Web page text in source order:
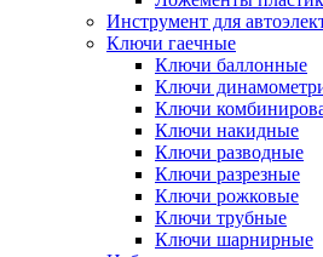
Инструмент для
Ключи гаечные
Ключи баллонные
Ключи
Ключи
Ключи накидные
Ключи разводные
Ключи разрезные
Ключи рожковые
Ключи трубные
Ключи шарнирные